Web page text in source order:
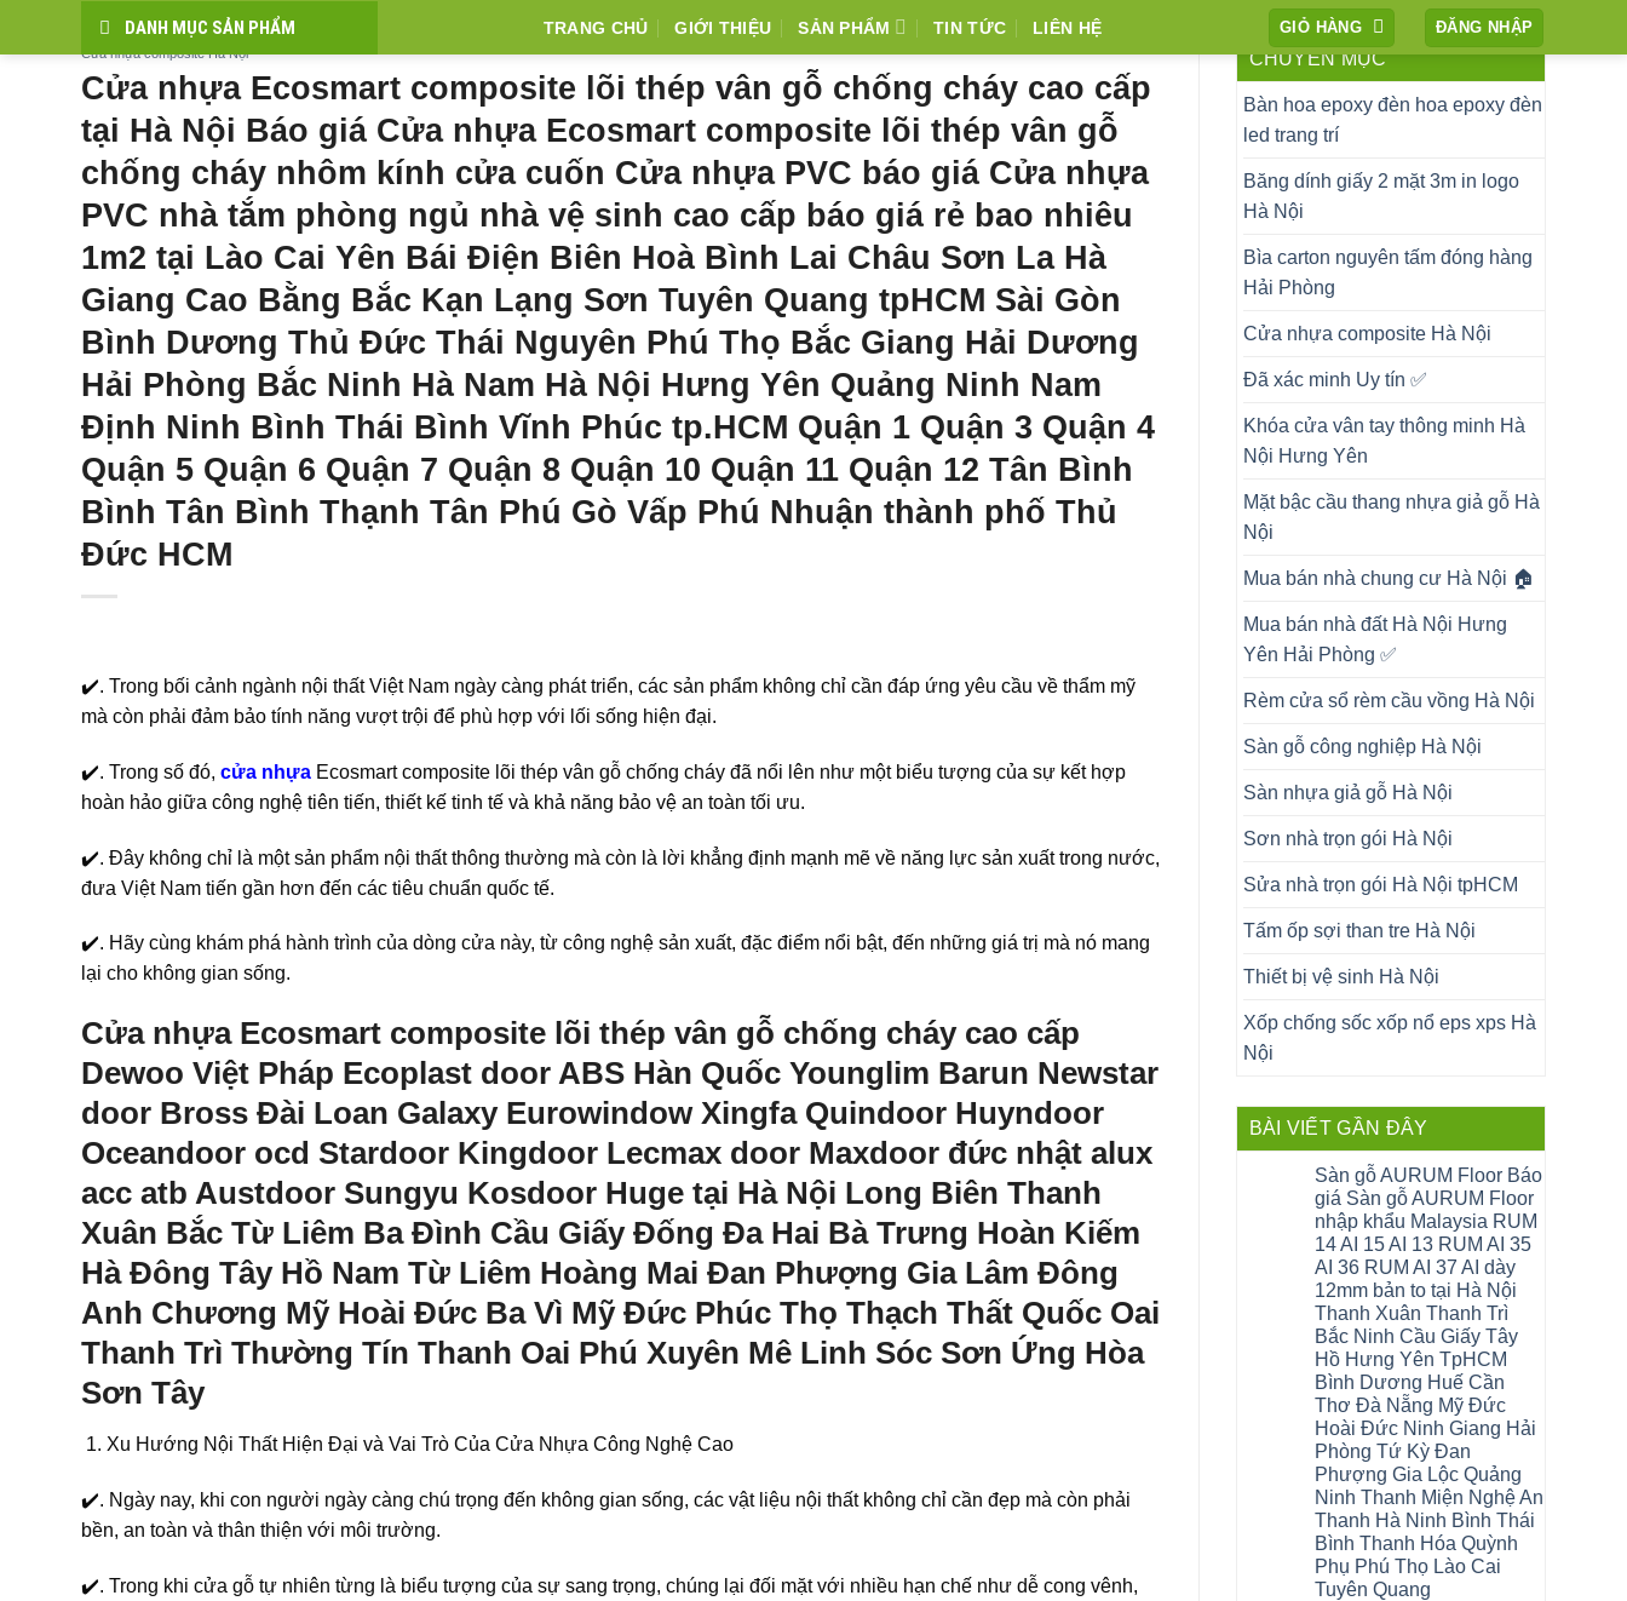
DANH MỤC SẢN PHẨM TRANG CHỦ GIỚI THIỆU SẢN PHẨM TIN TỨC LIÊN HỆ GIỎ HÀNG ĐĂNG NHẬP
Cửa nhựa composite Hà Nội
Cửa nhựa Ecosmart composite lõi thép vân gỗ chống cháy cao cấp
tại Hà Nội Báo giá Cửa nhựa Ecosmart composite lõi thép vân gỗ
chống cháy nhôm kính cửa cuốn Cửa nhựa PVC báo giá Cửa nhựa
PVC nhà tắm phòng ngủ nhà vệ sinh cao cấp báo giá rẻ bao nhiêu
1m2 tại Lào Cai Yên Bái Điện Biên Hoà Bình Lai Châu Sơn La Hà
Giang Cao Bằng Bắc Kạn Lạng Sơn Tuyên Quang tpHCM Sài Gòn
Bình Dương Thủ Đức Thái Nguyên Phú Thọ Bắc Giang Hải Dương
Hải Phòng Bắc Ninh Hà Nam Hà Nội Hưng Yên Quảng Ninh Nam
Định Ninh Bình Thái Bình Vĩnh Phúc tp.HCM Quận 1 Quận 3 Quận 4
Quận 5 Quận 6 Quận 7 Quận 8 Quận 10 Quận 11 Quận 12 Tân Bình
Bình Tân Bình Thạnh Tân Phú Gò Vấp Phú Nhuận thành phố Thủ
Đức HCM
✔️. Trong bối cảnh ngành nội thất Việt Nam ngày càng phát triển, các sản phẩm không chỉ cần đáp ứng yêu cầu về thẩm mỹ
mà còn phải đảm bảo tính năng vượt trội để phù hợp với lối sống hiện đại.
✔️. Trong số đó, cửa nhựa Ecosmart composite lõi thép vân gỗ chống cháy đã nổi lên như một biểu tượng của sự kết hợp
hoàn hảo giữa công nghệ tiên tiến, thiết kế tinh tế và khả năng bảo vệ an toàn tối ưu.
✔️. Đây không chỉ là một sản phẩm nội thất thông thường mà còn là lời khẳng định mạnh mẽ về năng lực sản xuất trong nước,
đưa Việt Nam tiến gần hơn đến các tiêu chuẩn quốc tế.
✔️. Hãy cùng khám phá hành trình của dòng cửa này, từ công nghệ sản xuất, đặc điểm nổi bật, đến những giá trị mà nó mang
lại cho không gian sống.
Cửa nhựa Ecosmart composite lõi thép vân gỗ chống cháy cao cấp
Dewoo Việt Pháp Ecoplast door ABS Hàn Quốc Younglim Barun Newstar
door Bross Đài Loan Galaxy Eurowindow Xingfa Quindoor Huyndoor
Oceandoor ocd Stardoor Kingdoor Lecmax door Maxdoor đức nhật alux
acc atb Austdoor Sungyu Kosdoor Huge tại Hà Nội Long Biên Thanh
Xuân Bắc Từ Liêm Ba Đình Cầu Giấy Đống Đa Hai Bà Trưng Hoàn Kiếm
Hà Đông Tây Hồ Nam Từ Liêm Hoàng Mai Đan Phượng Gia Lâm Đông
Anh Chương Mỹ Hoài Đức Ba Vì Mỹ Đức Phúc Thọ Thạch Thất Quốc Oai
Thanh Trì Thường Tín Thanh Oai Phú Xuyên Mê Linh Sóc Sơn Ứng Hòa
Sơn Tây
Xu Hướng Nội Thất Hiện Đại và Vai Trò Của Cửa Nhựa Công Nghệ Cao
✔️. Ngày nay, khi con người ngày càng chú trọng đến không gian sống, các vật liệu nội thất không chỉ cần đẹp mà còn phải
bền, an toàn và thân thiện với môi trường.
✔️. Trong khi cửa gỗ tự nhiên từng là biểu tượng của sự sang trọng, chúng lại đối mặt với nhiều hạn chế như dễ cong vênh,
CHUYÊN MỤC
Bàn hoa epoxy đèn hoa epoxy đèn
led trang trí
Băng dính giấy 2 mặt 3m in logo
Hà Nội
Bìa carton nguyên tấm đóng hàng
Hải Phòng
Cửa nhựa composite Hà Nội
Đã xác minh Uy tín ✅
Khóa cửa vân tay thông minh Hà
Nội Hưng Yên
Mặt bậc cầu thang nhựa giả gỗ Hà
Nội
Mua bán nhà chung cư Hà Nội 🏠
Mua bán nhà đất Hà Nội Hưng
Yên Hải Phòng ✅
Rèm cửa sổ rèm cầu vồng Hà Nội
Sàn gỗ công nghiệp Hà Nội
Sàn nhựa giả gỗ Hà Nội
Sơn nhà trọn gói Hà Nội
Sửa nhà trọn gói Hà Nội tpHCM
Tấm ốp sợi than tre Hà Nội
Thiết bị vệ sinh Hà Nội
Xốp chống sốc xốp nổ eps xps Hà
Nội
BÀI VIẾT GẦN ĐÂY
Sàn gỗ AURUM Floor Báo
giá Sàn gỗ AURUM Floor
nhập khẩu Malaysia RUM
14 AI 15 AI 13 RUM AI 35
AI 36 RUM AI 37 AI dày
12mm bản to tại Hà Nội
Thanh Xuân Thanh Trì
Bắc Ninh Cầu Giấy Tây
Hồ Hưng Yên TpHCM
Bình Dương Huế Cần
Thơ Đà Nẵng Mỹ Đức
Hoài Đức Ninh Giang Hải
Phòng Tứ Kỳ Đan
Phượng Gia Lộc Quảng
Ninh Thanh Miện Nghệ An
Thanh Hà Ninh Bình Thái
Bình Thanh Hóa Quỳnh
Phụ Phú Thọ Lào Cai
Tuyên Quang